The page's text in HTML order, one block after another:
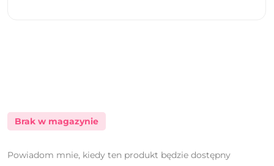
Brak w magazynie
Powiadom mnie, kiedy ten produkt będzie dostępny